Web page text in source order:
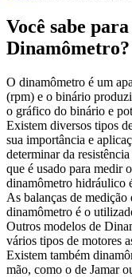
Você sabe
Dinamômetro?
O dinamômetro é um
(rpm) e o binário
o gráfico do binário e
Existem diversos tipos
sua importância e
determinar da
que é usado para medir
dinamômetro hidráulico
As balanças de
dinamômetro é o
Outros modelos de
vários tipos de motores
Existem também
mão, como o de Jamar